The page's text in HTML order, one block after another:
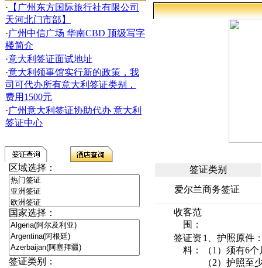
· 【广州东方国际旅行社有限公司
天河北门市部】
·广州中信广场 华南CBD 顶级写字
楼简介
·意大利签证面试地址
·意大利领事馆实行新的政策，我
司可代办所有意大利签证类别，
费用1500元
·广州意大利签证协助代办 意大利
签证中心
区域选择：
国家选择：
签证类别：
签证类别
爱尔兰商务签证
收客范
围：
签证资
料：
1、护照原件
（1）须有6
（2）护照至